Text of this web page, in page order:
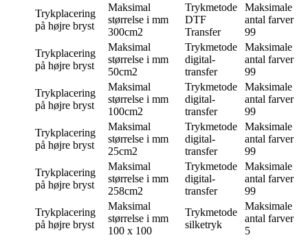
Trykplacering
på højre bryst
Maksimal
størrelse i mm
300cm2
Trykmetode
DTF
Transfer
Maksimale
antal farver
99
Trykplacering
på højre bryst
Maksimal
størrelse i mm
50cm2
Trykmetode
digital-
transfer
Maksimale
antal farver
99
Trykplacering
på højre bryst
Maksimal
størrelse i mm
100cm2
Trykmetode
digital-
transfer
Maksimale
antal farver
99
Trykplacering
på højre bryst
Maksimal
størrelse i mm
25cm2
Trykmetode
digital-
transfer
Maksimale
antal farver
99
Trykplacering
på højre bryst
Maksimal
størrelse i mm
258cm2
Trykmetode
digital-
transfer
Maksimale
antal farver
99
Trykplacering
på højre bryst
Maksimal
størrelse i mm
100 x 100
Trykmetode
silketryk
Maksimale
antal farver
5